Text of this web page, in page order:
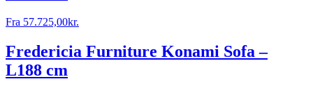
Fra 57.725,00kr.
Fredericia Furniture Konami Sofa –
L188 cm